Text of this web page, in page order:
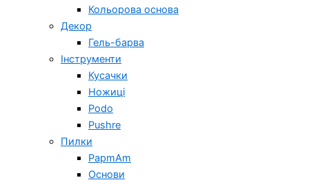
Кольорова основа
Декор
Гель-барва
Інструменти
Кусачки
Ножиці
Podo
Pushre
Пилки
PapmAm
Основи